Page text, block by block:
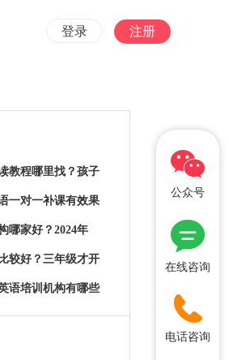
登录 注册
教程哪里找？孩子
一对一补课有效果
哪家好？2024年
较好？三年级才开
语培训机构有哪些
公众号
在线咨询
电话咨询